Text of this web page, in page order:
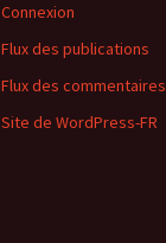
Connexion
Flux des publications
Flux des commentaires
Site de WordPress-FR